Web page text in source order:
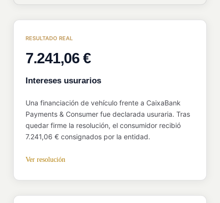
RESULTADO REAL
7.241,06 €
Intereses usurarios
Una financiación de vehículo frente a CaixaBank
Payments & Consumer fue declarada usuraria. Tras
quedar firme la resolución, el consumidor recibió
7.241,06 € consignados por la entidad.
Ver resolución